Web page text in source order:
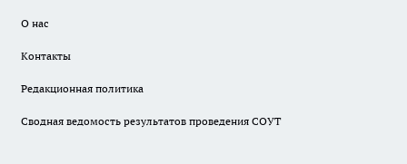
О нас
Контакты
Редакционная политика
Сводная ведомость результатов проведения СОУТ